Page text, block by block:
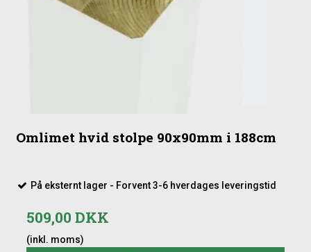
Omlimet hvid stolpe 90x90mm i 188cm
På eksternt lager - Forvent 3-6 hverdages leveringstid
509,00 DKK
(inkl. moms)